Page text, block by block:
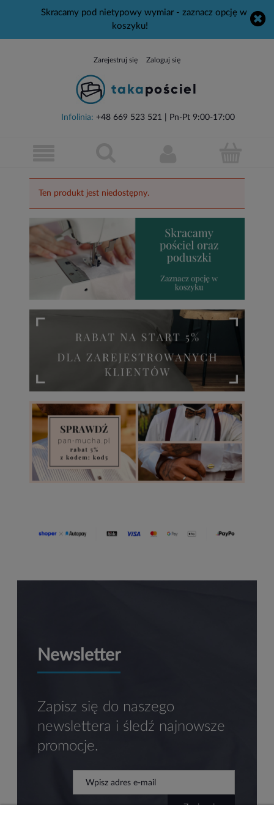
Skracamy pod nietypowy wymiar - zaznacz opcję w
koszyku!
Zarejestruj się Zaloguj się
Infolinia: +48 669 523 521 | Pn-Pt 9:00-17:00
Ten produkt jest niedostępny.
Newsletter
Zapisz się do naszego
newslettera i śledź najnowsze
promocje.
zapisz się